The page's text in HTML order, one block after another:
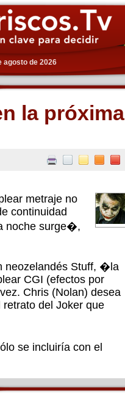
agosto de 2026
la próxima
metraje no
continuidad
noche surge�,
neozelandés Stuff, �la
CGI (efectos por
Chris (Nolan) desea
del Joker que
se incluiría con el